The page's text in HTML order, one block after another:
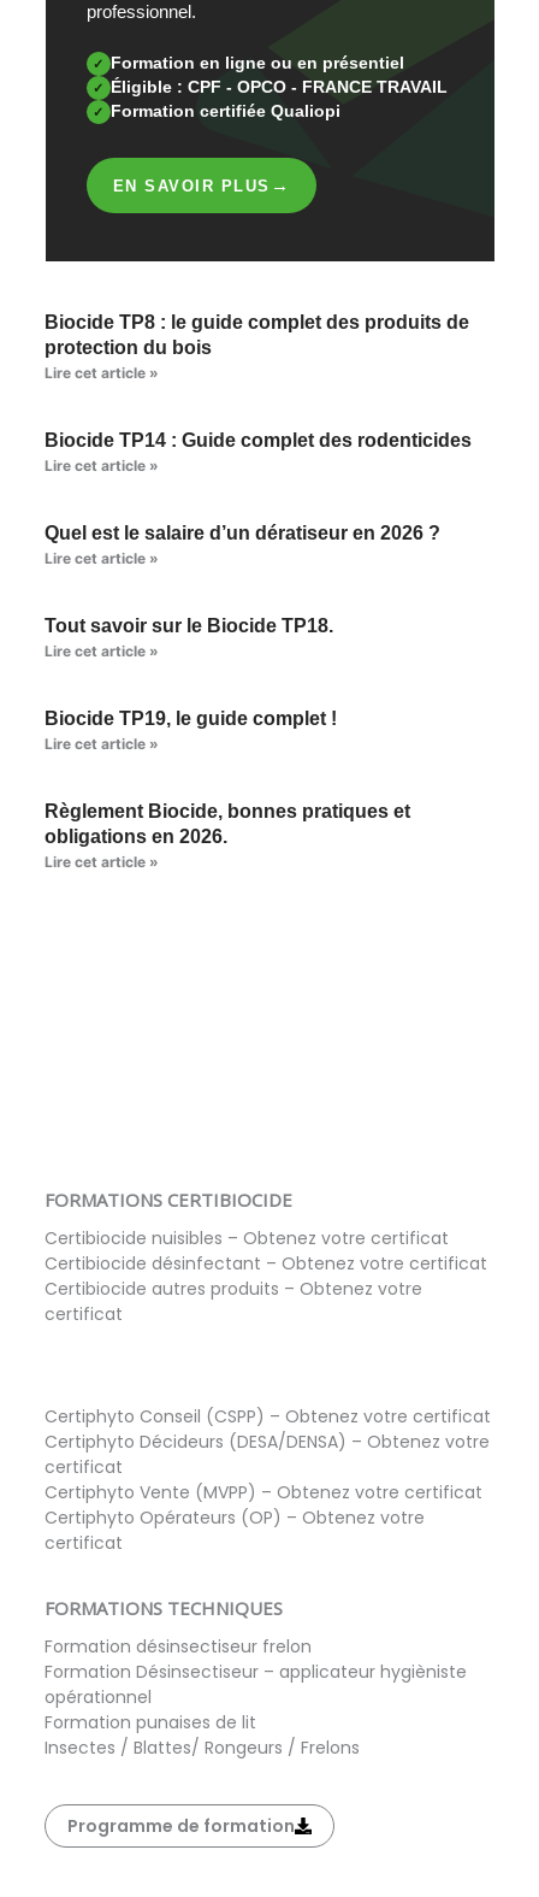
professionnel.
✓ Formation en ligne ou en présentiel
✓ Éligible : CPF - OPCO - FRANCE TRAVAIL
✓ Formation certifiée Qualiopi
EN SAVOIR PLUS →
Biocide TP8 : le guide complet des produits de
protection du bois
Lire cet article »
Biocide TP14 : Guide complet des rodenticides
Lire cet article »
Quel est le salaire d’un dératiseur en 2026 ?
Lire cet article »
Tout savoir sur le Biocide TP18.
Lire cet article »
Biocide TP19, le guide complet !
Lire cet article »
Règlement Biocide, bonnes pratiques et
obligations en 2026.
Lire cet article »
FORMATIONS CERTIBIOCIDE
Certibiocide nuisibles – Obtenez votre certificat
Certibiocide désinfectant – Obtenez votre certificat
Certibiocide autres produits – Obtenez votre
certificat
Certiphyto Conseil (CSPP) – Obtenez votre certificat
Certiphyto Décideurs (DESA/DENSA) – Obtenez votre
certificat
Certiphyto Vente (MVPP) – Obtenez votre certificat
Certiphyto Opérateurs (OP) – Obtenez votre
certificat
FORMATIONS TECHNIQUES
Formation désinsectiseur frelon
Formation Désinsectiseur – applicateur hygièniste
opérationnel
Formation punaises de lit
Insectes / Blattes/ Rongeurs / Frelons
Programme de formation